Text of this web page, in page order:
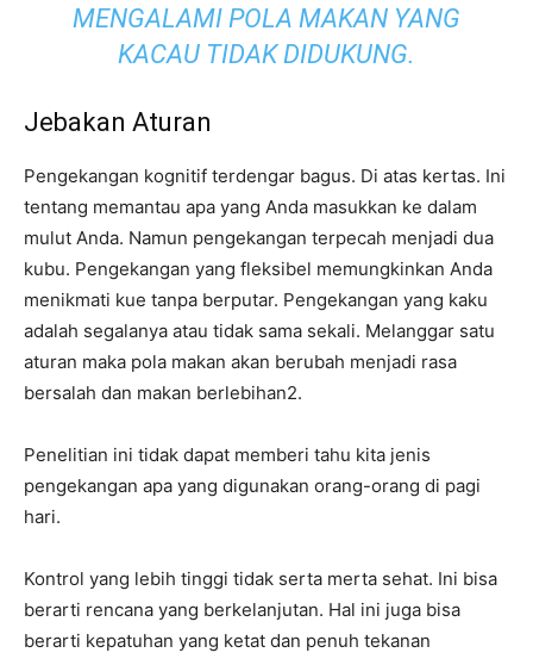
MENGALAMI POLA MAKAN YANG
KACAU TIDAK DIDUKUNG.
Jebakan Aturan
Pengekangan kognitif terdengar bagus. Di atas kertas. Ini
tentang memantau apa yang Anda masukkan ke dalam
mulut Anda. Namun pengekangan terpecah menjadi dua
kubu. Pengekangan yang fleksibel memungkinkan Anda
menikmati kue tanpa berputar. Pengekangan yang kaku
adalah segalanya atau tidak sama sekali. Melanggar satu
aturan maka pola makan akan berubah menjadi rasa
bersalah dan makan berlebihan2.
Penelitian ini tidak dapat memberi tahu kita jenis
pengekangan apa yang digunakan orang-orang di pagi
hari.
Kontrol yang lebih tinggi tidak serta merta sehat. Ini bisa
berarti rencana yang berkelanjutan. Hal ini juga bisa
berarti kepatuhan yang ketat dan penuh tekanan